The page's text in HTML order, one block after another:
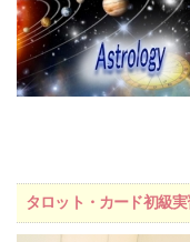
タロット・カード初級